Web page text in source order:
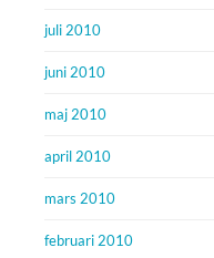
juli 2010
juni 2010
maj 2010
april 2010
mars 2010
februari 2010